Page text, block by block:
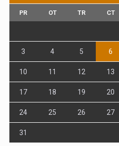
PR OT TR CT
3 4 5 6
10 11 12 13
17 18 19 20
24 25 26 27
31